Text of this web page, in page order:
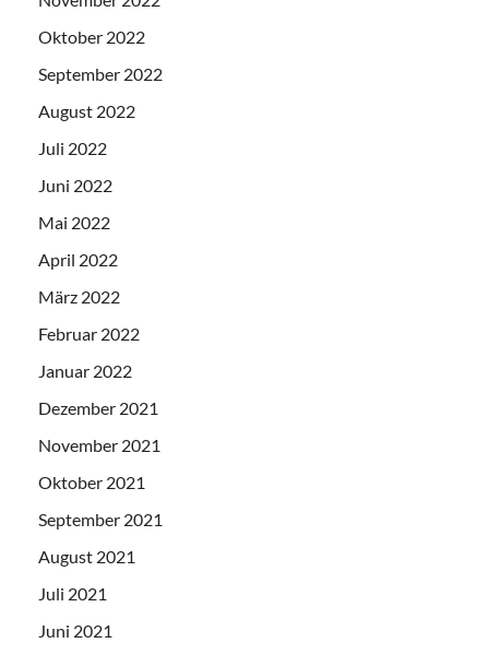
Oktober 2022
September 2022
August 2022
Juli 2022
Juni 2022
Mai 2022
April 2022
März 2022
Februar 2022
Januar 2022
Dezember 2021
November 2021
Oktober 2021
September 2021
August 2021
Juli 2021
Juni 2021